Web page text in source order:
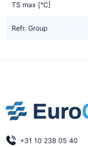
TS max [°C]
Refr. Group
+31 10 238 05 40